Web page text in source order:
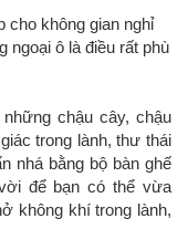
cho không gian nghỉ
ngoại ô là điều rất phù
chậu cây, chậu
trong lành, thư thái
nhá bằng bộ bàn ghế
để bạn có thể vừa
không khí trong lành,